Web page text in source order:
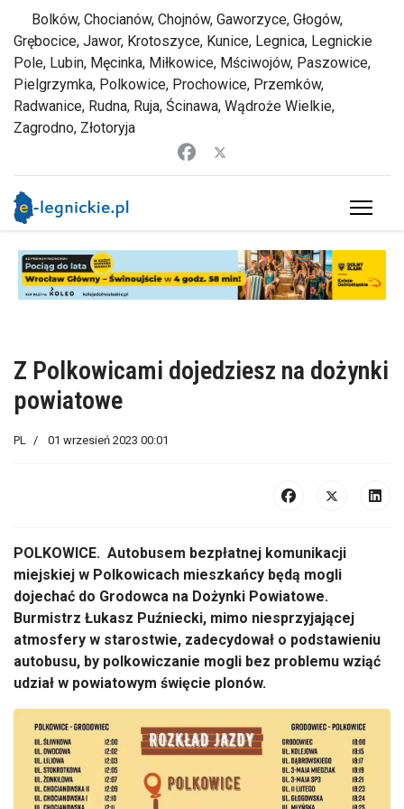
Bolków, Chocianów, Chojnów, Gaworzyce, Głogów,
Grębocice, Jawor, Krotoszyce, Kunice, Legnica, Legnickie
Pole, Lubin, Męcinka, Miłkowice, Mściwojów, Paszowice,
Pielgrzymka, Polkowice, Prochowice, Przemków,
Radwanice, Rudna, Ruja, Ścinawa, Wądroże Wielkie,
Zagrodno, Złotoryja
Z Polkowicami dojedziesz na dożynki
powiatowe
PL 01 wrzesień 2023 00:01
POLKOWICE. Autobusem bezpłatnej komunikacji
miejskiej w Polkowicach mieszkańcy będą mogli
dojechać do Grodowca na Dożynki Powiatowe.
Burmistrz Łukasz Puźniecki, mimo niesprzyjającej
atmosfery w starostwie, zadecydował o podstawieniu
autobusu, by polkowiczanie mogli bez problemu wziąć
udział w powiatowym święcie plonów.